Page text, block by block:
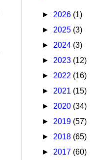
► 2026 (1)
► 2025 (3)
► 2024 (3)
► 2023 (12)
► 2022 (16)
► 2021 (15)
► 2020 (34)
► 2019 (57)
► 2018 (65)
► 2017 (60)